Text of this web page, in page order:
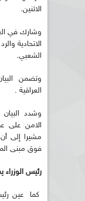
الاثنين.
وشارك في
الاتحادية
الشعبي.
وتضمن
العراقية .
وشدد
الامن على
مشيرا إلى
فوق مبنى
رئيس الوزراء
كما عين